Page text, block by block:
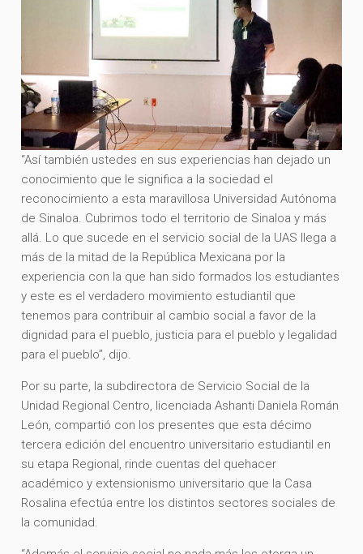
“Así también ustedes en sus experiencias han dejado un
conocimiento que le significa a la sociedad el
reconocimiento a esta maravillosa Universidad Autónoma
de Sinaloa. Cubrimos todo el territorio de Sinaloa y más
allá. Lo que sucede en el servicio social de la UAS llega a
más de la mitad de la República Mexicana por la
experiencia con la que han sido formados los estudiantes
y este es el verdadero movimiento estudiantil que
tenemos para contribuir al cambio social a favor de la
dignidad para el pueblo, justicia para el pueblo y legalidad
para el pueblo”, dijo.
Por su parte, la subdirectora de Servicio Social de la
Unidad Regional Centro, licenciada Ashanti Daniela Román
León, compartió con los presentes que esta décimo
tercera edición del encuentro universitario estudiantil en
su etapa Regional, rinde cuentas del quehacer
académico y extensionismo universitario que la Casa
Rosalina efectúa entre los distintos sectores sociales de
la comunidad.